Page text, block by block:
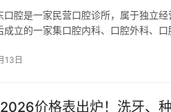
口腔是一家民营口腔诊所，属于独立
成立的一家集口腔内科、口腔外科、
13日
价格表出炉！洗牙、